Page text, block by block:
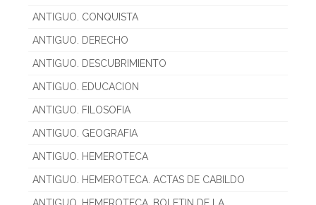
ANTIGUO. CONQUISTA
ANTIGUO. DERECHO
ANTIGUO. DESCUBRIMIENTO
ANTIGUO. EDUCACION
ANTIGUO. FILOSOFIA
ANTIGUO. GEOGRAFIA
ANTIGUO. HEMEROTECA
ANTIGUO. HEMEROTECA. ACTAS DE CABILDO